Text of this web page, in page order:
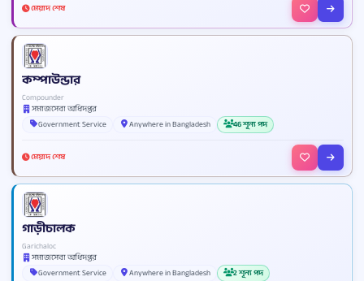
মেয়াদ শেষ
কম্পাউন্ডার
Compounder
সমাজসেবা অধিদপ্তর
Government Service
Anywhere in Bangladesh 46 শূন্য পদ
মেয়াদ শেষ
গাড়ীচালক
Garichaloc
সমাজসেবা অধিদপ্তর
Government Service
Anywhere in Bangladesh 2 শূন্য পদ